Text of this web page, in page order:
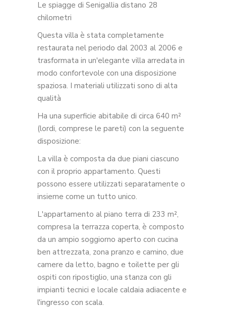
Le spiagge di Senigallia distano 28
chilometri
Questa villa è stata completamente
restaurata nel periodo dal 2003 al 2006 e
trasformata in un'elegante villa arredata in
modo confortevole con una disposizione
spaziosa. I materiali utilizzati sono di alta
qualità
Ha una superficie abitabile di circa 640 m²
(lordi, comprese le pareti) con la seguente
disposizione:
La villa è composta da due piani ciascuno
con il proprio appartamento. Questi
possono essere utilizzati separatamente o
insieme come un tutto unico.
L'appartamento al piano terra di 233 m²,
compresa la terrazza coperta, è composto
da un ampio soggiorno aperto con cucina
ben attrezzata, zona pranzo e camino, due
camere da letto, bagno e toilette per gli
ospiti con ripostiglio, una stanza con gli
impianti tecnici e locale caldaia adiacente e
l'ingresso con scala.